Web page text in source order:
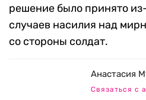
решение было принято
случаев насилия над
со стороны солдат.
Анастасия
Связаться с